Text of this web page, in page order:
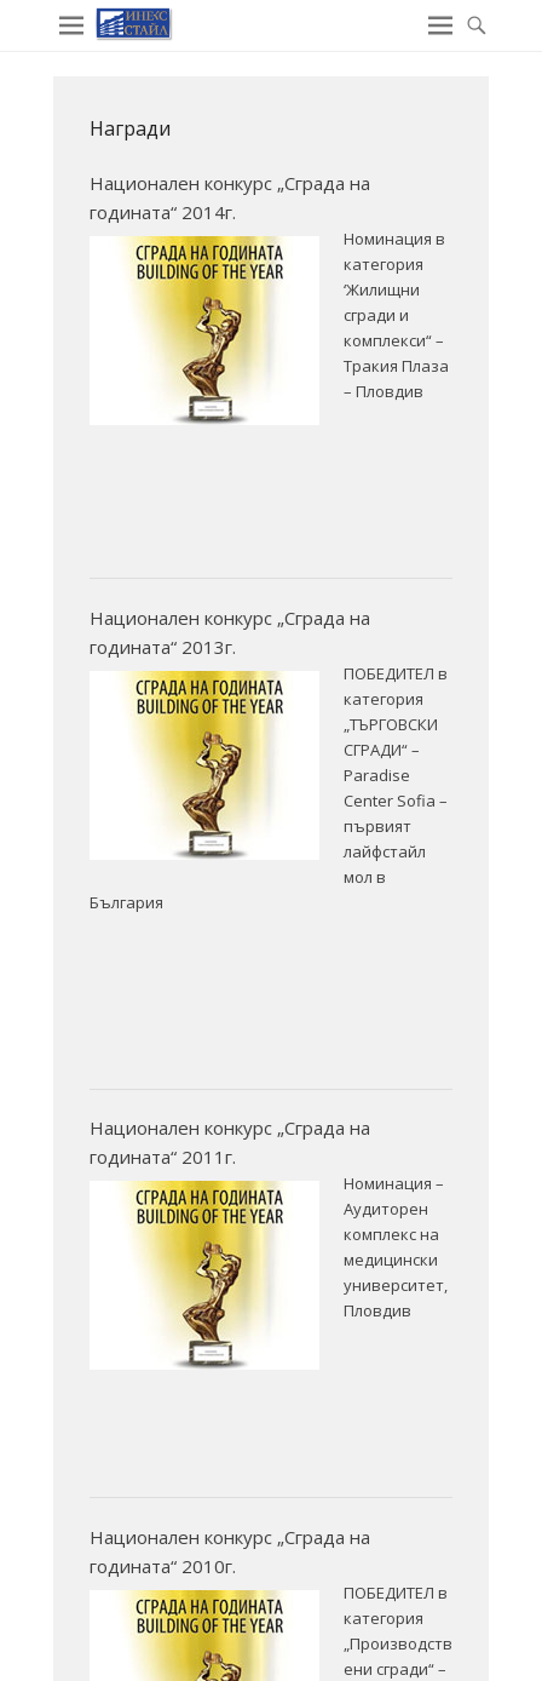
Награди
Национален конкурс „Сграда на
годината“ 2014г.
Номинация в
категория
‘Жилищни
сгради и
комплекси“ –
Тракия Плаза
– Пловдив
Национален конкурс „Сграда на
годината“ 2013г.
ПОБЕДИТЕЛ в
категория
„ТЪРГОВСКИ
СГРАДИ“ –
Paradise
Center Sofia –
първият
лайфстайл
мол в
България
Национален конкурс „Сграда на
годината“ 2011г.
Номинация –
Аудиторен
комплекс на
медицински
университет,
Пловдив
Национален конкурс „Сграда на
годината“ 2010г.
ПОБЕДИТЕЛ в
категория
„Производств
ени сгради“ –